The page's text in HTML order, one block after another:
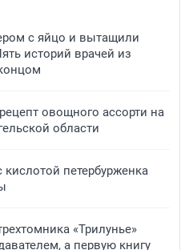
с яйцо и вытащили
историй врачей из
овощного ассорти на
области
петербурженка
«Трилунье»
а первую книгу